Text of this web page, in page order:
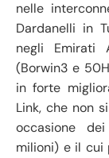
nelle
Dardanelli in
negli Emirati
(Borwin3 e
in forte
Link, che non
occasione
milioni) e il cui